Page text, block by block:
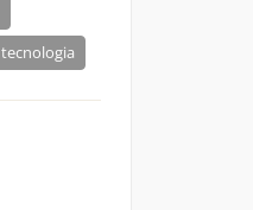
tecnologia